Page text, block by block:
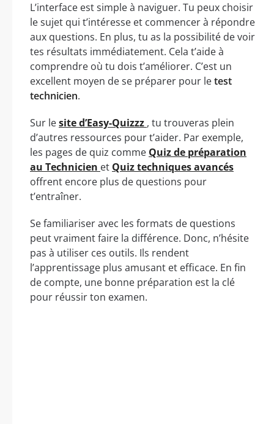
L’interface est simple à naviguer. Tu peux choisir
le sujet qui t’intéresse et commencer à répondre
aux questions. En plus, tu as la possibilité de voir
tes résultats immédiatement. Cela t’aide à
comprendre où tu dois t’améliorer. C’est un
excellent moyen de se préparer pour letest
technicien.
Sur lesite d’Easy-Quizzz , tu trouveras plein
d’autres ressources pour t’aider. Par exemple,
les pages de quiz comme Quiz de préparation
au Technicien et Quiz techniques avancés
offrent encore plus de questions pour
t’entraîner.
Se familiariser avec les formats de questions
peut vraiment faire la différence. Donc, n’hésite
pas à utiliser ces outils. Ils rendent
l’apprentissage plus amusant et efficace. En fin
de compte, une bonne préparation est la clé
pour réussir ton examen.